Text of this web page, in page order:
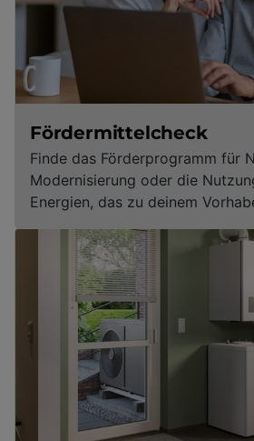
Fördermittelcheck
Finde das Förderprogramm für
Modernisierung oder die
Energien, das zu deinem